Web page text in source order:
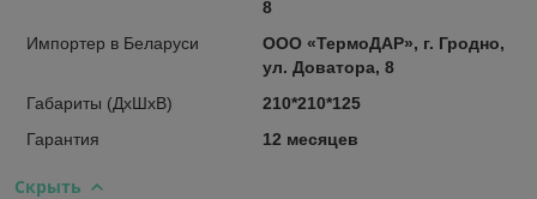
8
Импортер в Беларуси
ООО «ТермоДАР», г. Гродно,
ул. Доватора, 8
Габариты (ДхШхВ)
210*210*125
Гарантия
12 месяцев
Скрыть